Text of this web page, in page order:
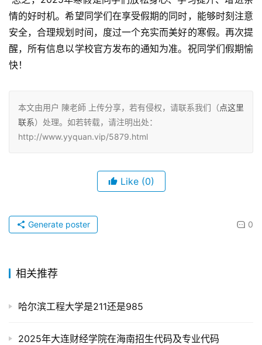
情的好时机。希望同学们在享受假期的同时，能够时刻注意
安全，合理规划时间，度过一个充实而美好的寒假。再次提
醒，所有信息以学校官方发布的通知为准。祝同学们假期愉
快！
本文由用户 陳老師 上传分享，若有侵权，请联系我们（点这里
联系）处理。如若转载，请注明出处：
http://www.yyquan.vip/5879.html
Like (0)
0
Generate poster
相关推荐
哈尔滨工程大学是211还是985
2025年大连财经学院在海南招生代码及专业代码